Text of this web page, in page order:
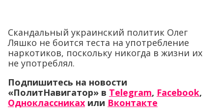
Скандальный украинский политик Олег
Ляшко не боится теста на употребление
наркотиков, поскольку никогда в жизни их
не употреблял.
Подпишитесь на новости
«ПолитНавигатор» в Telegram, Facebook,
Одноклассниках или Вконтакте